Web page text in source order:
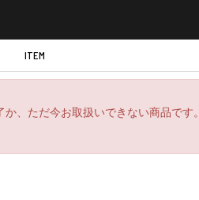
ITEM
、ただ今お取扱いできない商品です。